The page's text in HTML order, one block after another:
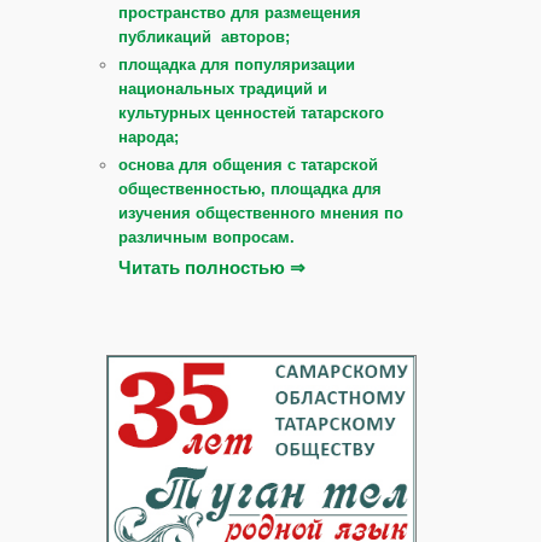
пространство для размещения
публикаций авторов;
площадка для популяризации
национальных традиций и
культурных ценностей татарского
народа;
основа для общения с татарской
общественностью, площадка для
изучения общественного мнения по
различным вопросам.
Читать полностью ⇒